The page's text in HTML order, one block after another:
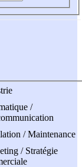
/
/ Maintenance
/ Stratégie